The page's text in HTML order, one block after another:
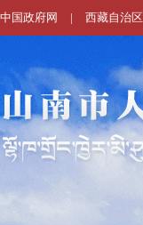
中国政府网 | 西藏自治